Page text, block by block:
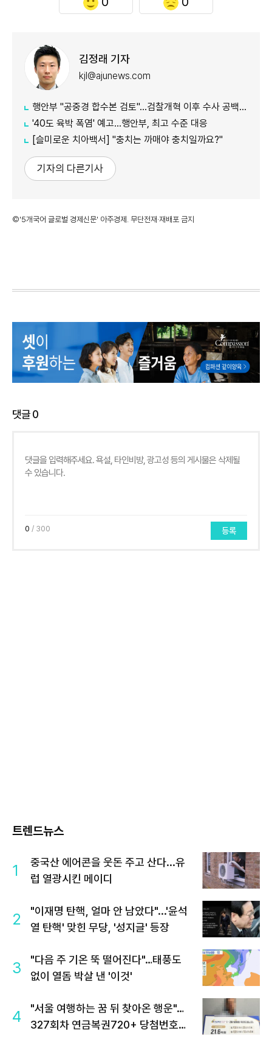
김정래 기자
kjl@ajunews.com
행안부 "공중경 합수본 검토"…검찰개혁 이후 수사 공백 대응 나서
'40도 육박 폭염' 예고…행안부, 최고 수준 대응
[슬미로운 치아백서] "충치는 까매야 충치일까요?"
기자의 다른기사
©'5개국어 글로벌 경제신문' 아주경제. 무단전재·재배포 금지
댓글0
0 / 300 등록
트렌드뉴스
1
중국산 에어콘을 웃돈 주고 산다...유
럽 열광시킨 메이디
2
"이재명 탄핵, 얼마 안 남았다"...'윤석
열 탄핵' 맞힌 무당, '성지글' 등장
3
"다음 주 기온 뚝 떨어진다"…태풍도
없이 열돔 박살 낸 '이것'
4
"서울 여행하는 꿈 뒤 찾아온 행운"…
327회차 연금복권720+ 당첨번호조